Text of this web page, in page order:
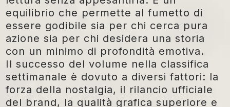
equilibrio che permette al fumetto di
essere godibile sia per chi cerca pura
azione sia per chi desidera una storia
con un minimo di profondità emotiva.
Il successo del volume nella classifica
settimanale è dovuto a diversi fattori: la
forza della nostalgia, il rilancio ufficiale
del brand, la qualità grafica superiore e